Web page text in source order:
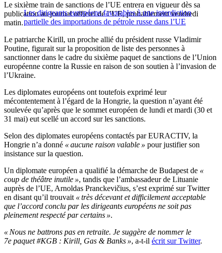
Les dirigeants européens favorables à une interdiction
partielle des importations de pétrole russe dans l’UE
Le sixième train de sanctions de l’UE entrera en vigueur dès sa
publication au journal officiel de l’UE, probablement vendredi
matin.
Le patriarche Kirill, un proche allié du président russe Vladimir
Poutine, figurait sur la proposition de liste des personnes à
sanctionner dans le cadre du sixième paquet de sanctions de l’Union
européenne contre la Russie en raison de son soutien à l’invasion de
l’Ukraine.
Les diplomates européens ont toutefois exprimé leur
mécontentement à l’égard de la Hongrie, la question n’ayant été
soulevée qu’après que le sommet européen de lundi et mardi (30 et
31 mai) eut scellé un accord sur les sanctions.
Selon des diplomates européens contactés par EURACTIV, la
Hongrie n’a donné « aucune raison valable » pour justifier son
insistance sur la question.
Un diplomate européen a qualifié la démarche de Budapest de «
coup de théâtre inutile », tandis que l’ambassadeur de Lituanie
auprès de l’UE, Arnoldas Pranckevičius, s’est exprimé sur Twitter
en disant qu’il trouvait « très décevant et difficilement acceptable
que l’accord conclu par les dirigeants européens ne soit pas
pleinement respecté par certains ».
« Nous ne battrons pas en retraite. Je suggère de nommer le
7e paquet #KGB : Kirill, Gas & Banks », a-t-il écrit sur Twitter.